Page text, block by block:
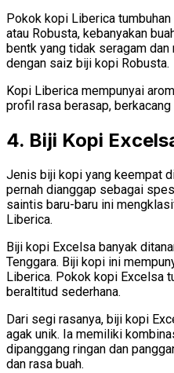
Pokok kopi Liberica
atau Robusta, kebanyakan
bentk yang tidak seragam
dengan saiz biji kopi Robusta.
Kopi Liberica mempunyai
profil rasa berasap, berkacang
4. Biji Kopi
Jenis biji kopi yang keempat
pernah dianggap sebagai
saintis baru-baru ini
Liberica.
Biji kopi Excelsa banyak
Tenggara. Biji kopi ini
Liberica. Pokok kopi Excelsa
beraltitud sederhana.
Dari segi rasanya, biji kopi
agak unik. Ia memiliki
dipanggang ringan dan
dan rasa buah.